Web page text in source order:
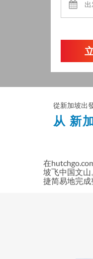
從新加坡出
从 新
在
坡飞中国文
捷简易地完成